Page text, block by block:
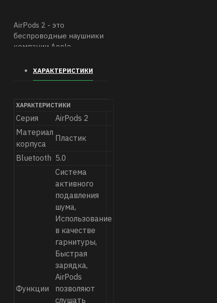
AirPods 2 - это
беспроводные наушники
компании Apple,
использования с
мобильными
имеют следующие
характеристики:
Беспроводное
соединение с
базе технологии
Bluetooth 5.0
Автоматическое
воспроизведение и
пауза при снятии
или надевании
наушников
Встроенный
голосовой
помощник Siri,
ХАРАКТЕРИСТИКИ
ХАРАКТЕРИСТИКИ
Серия
AirPods 2
Материал
корпуса
Пластик
Bluetooth 5.0
Функции
Система
активного
подавления
шума,
Использование
в качестве
гарнитуры,
Быстрая
зарядка,
AirPods
позволяют
слушать